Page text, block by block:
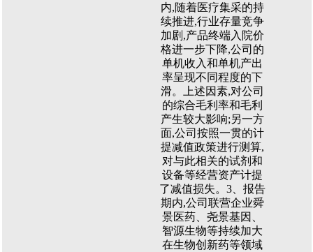
内,随着医疗集采的持
续推进,行业存量竞争
加剧,产品终端入院价
格进一步下降,公司的
单机收入和单机产出
率呈现不同程度的下
滑。上述因素,对公司
的综合毛利率和毛利
产生较大影响;另一方
面,公司按照一贯的计
提减值政策进行测算,
对与此相关的试剂和
设备等经营资产计提
了减值损失。3、报告
期内,公司联营企业舜
景医药、尧景基因、
智源生物等持续加大
在生物创新药等领域